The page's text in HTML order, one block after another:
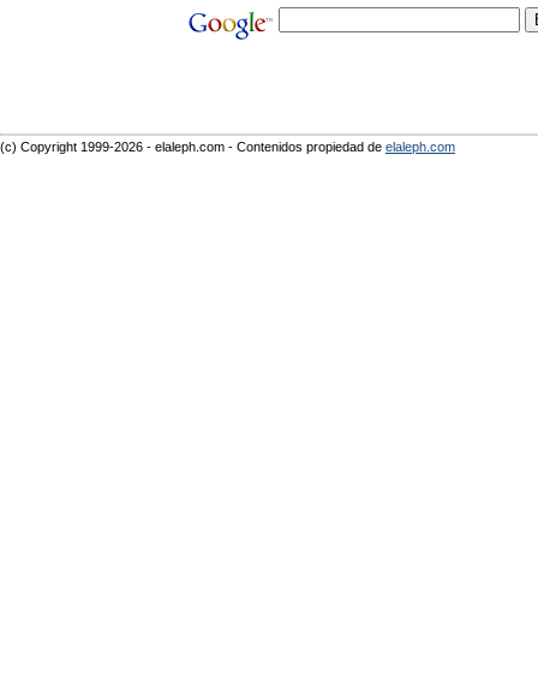
(c) Copyright 1999-2026 - elaleph.com - Contenidos propiedad de elaleph.com